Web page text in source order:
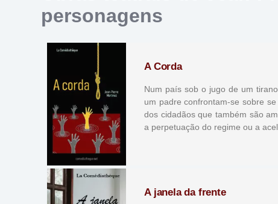
personagens
A Corda
Num país sob o jugo de um
um padre confrontam-se sobre
dos cidadãos que também são
a perpetuação do regime ou a
A janela da frente